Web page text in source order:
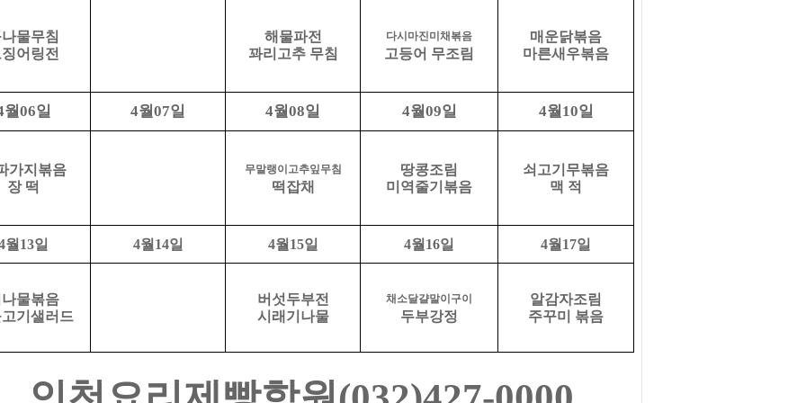
물무침
어링전
해물파전
꽈리고추 무침
다시마진미채볶음
고등어 무조림
매운닭볶음
마른새우볶음
월 06일 4월 07일 4월 08일 4월 09일 4월 10일
가지볶음
장 떡
무말랭이고추잎무침
떡잡채
땅콩조림
미역줄기볶음
쇠고기무볶음
맥 적
월 13일 4월 14일 4월 15일 4월 16일 4월 17일
물볶음
기샐러드
버섯두부전
시래기나물
채소달걀말이구이
두부강정
알감자조림
주꾸미 볶음